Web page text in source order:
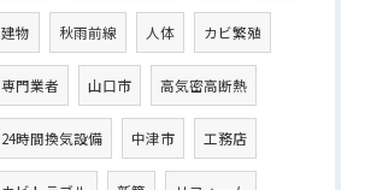
建物 秋雨前線 人体 カビ繁殖
専門業者 山口市 高気密高断熱
24時間換気設備 中津市 工務店